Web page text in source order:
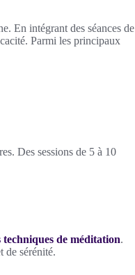
En intégrant des séances de
Parmi les principaux
Des sessions de 5 à 10
techniques de méditation.
de sérénité.